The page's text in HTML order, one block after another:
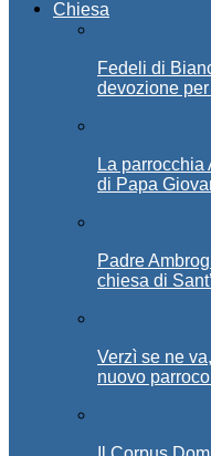
Chiesa
Fedeli di
devozione
La
di Papa
Padre
chiesa di
Verzì se ne
nuovo